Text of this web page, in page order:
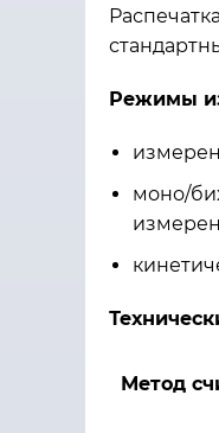
Режимы
моно/
Метод